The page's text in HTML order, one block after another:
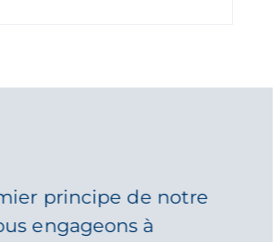
principe de notre
engageons à